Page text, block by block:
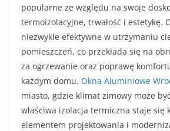
popularne ze względu na swoje
termoizolacyjne, trwałość i estetykę.
niezwykle efektywne w utrzymaniu
pomieszczeń, co przekłada się na
za ogrzewanie oraz poprawę
każdym domu. Okna Aluminiowe
miasto, gdzie klimat zimowy może
właściwa izolacja termiczna staje się
elementem projektowania i